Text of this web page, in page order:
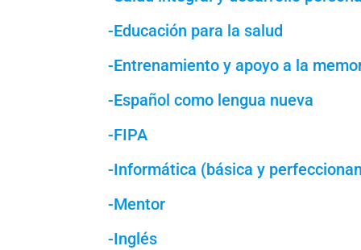
-Educación para la salud
-Entrenamiento y apoyo a la
-Español como lengua nueva
-FIPA
-Informática (básica y
-Mentor
-Inglés